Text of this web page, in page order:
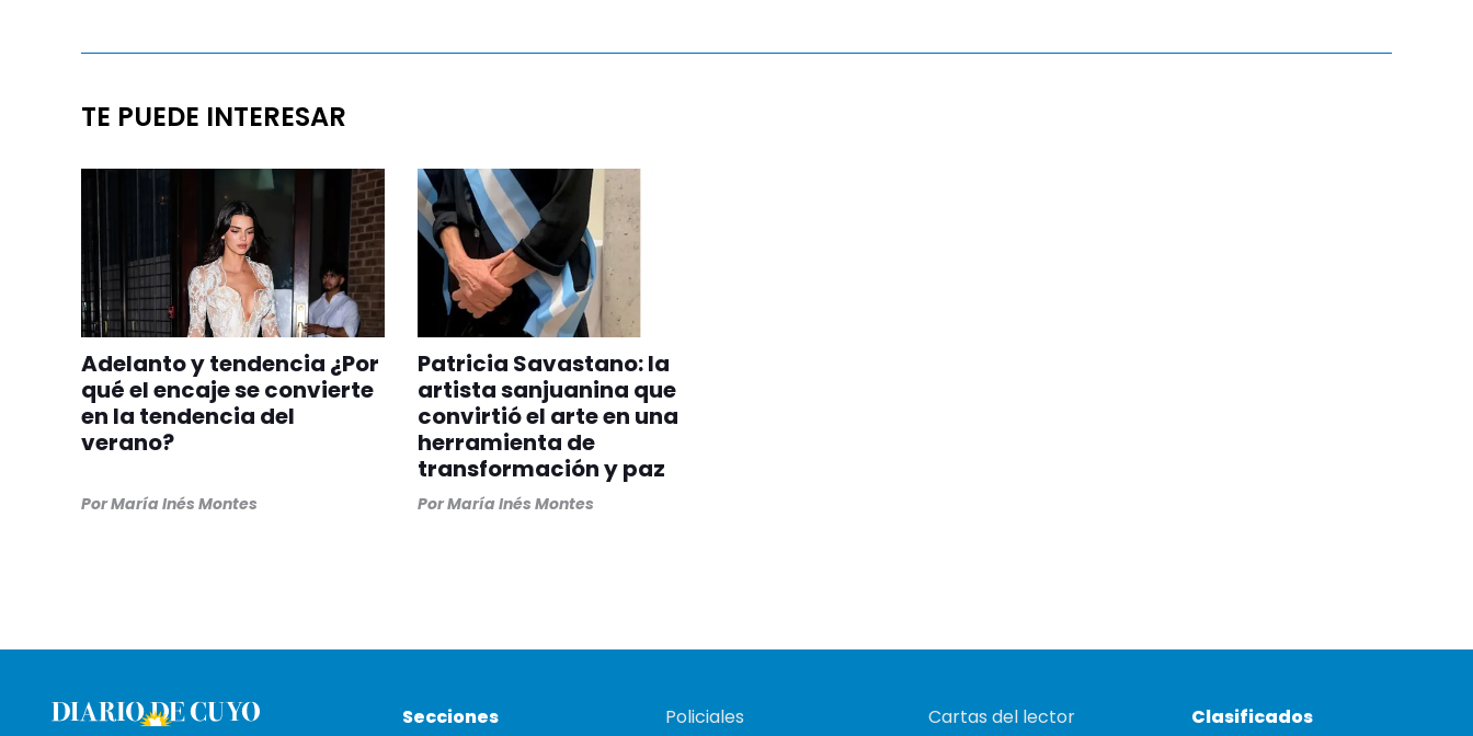
TE PUEDE INTERESAR
Adelanto y tendencia ¿Por
qué el encaje se convierte
en la tendencia del
verano?
PorMaría Inés Montes
Patricia Savastano: la
artista sanjuanina que
convirtió el arte en una
herramienta de
transformación y paz
PorMaría Inés Montes
Secciones
Policiales
Cartas del lector
Clasificados